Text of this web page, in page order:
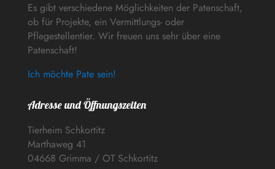
Es gibt verschiedene Möglichkeiten der Patenschaft,
ob für Projekte, ein Vermittlungs- oder
Pflegestellentier. Wir freuen uns sehr über eine
Patenschaft!
Ich möchte Pate sein!
Adresse und Öffnungszeiten
Tierheim Schkortitz
Marthaweg 41
04668 Grimma / OT Schkortitz